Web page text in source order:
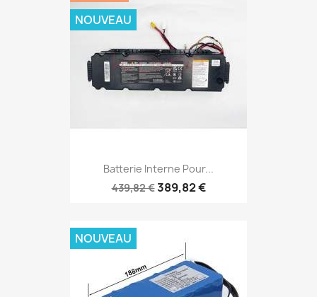
Batterie Interne Pour...
439,82 €389,82 €
NOUVEAU
NOUVEAU